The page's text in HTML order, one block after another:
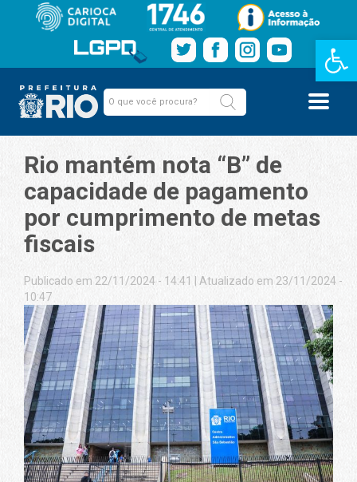
Barra de
Rio mantém nota “B” de
capacidade de pagamento
por cumprimento de metas
fiscais
Publicado em 22/11/2024 - 14:41
Atualizado em 23/11/2024 -
10:47